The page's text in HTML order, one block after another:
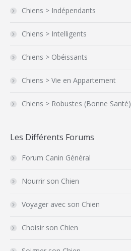
Chiens > Indépendants
Chiens > Intelligents
Chiens > Obéissants
Chiens > Vie en Appartement
Chiens > Robustes (Bonne Santé)
Les Différents Forums
Forum Canin Général
Nourrir son Chien
Voyager avec son Chien
Choisir son Chien